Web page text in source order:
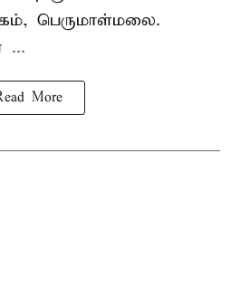
பெருமாள்மலை.
...
More